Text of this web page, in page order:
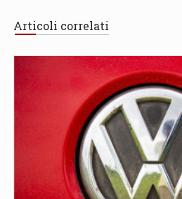
Articoli correlati